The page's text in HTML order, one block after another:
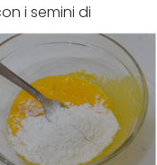
i semini di